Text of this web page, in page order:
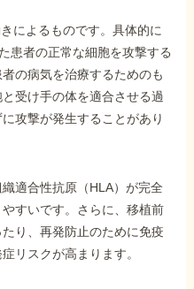
する
によるものです。具体的に
患者の正常な細胞を攻撃する
の病気を治療するためのも
受け手の体を適合させる過
攻撃が発生することがあり
適合性抗原（HLA）が完全
すいです。さらに、移植前
り、再発防止のために免疫
リスクが高まります。